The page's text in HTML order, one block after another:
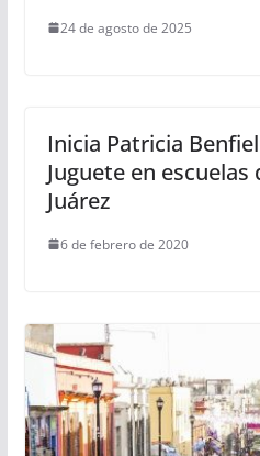
24 de agosto de 2025
Inicia Patricia
Juguete en escuelas
Juárez
6 de febrero de 2020